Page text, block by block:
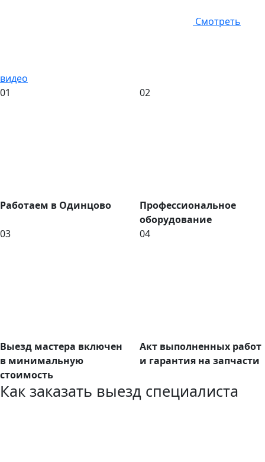
Смотреть
видео
01
Работаем в Одинцово
02
Профессиональное
оборудование
03
Выезд мастера включен
в минимальную
стоимость
04
Акт выполненных работ
и гарантия на запчасти
Как заказать выезд специалиста